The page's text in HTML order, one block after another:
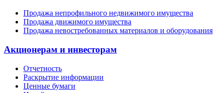
Продажа непрофильного недвижимого имущества
Продажа движимого имущества
Продажа невостребованных материалов и оборудования
Акционерам и инвесторам
Отчетность
Раскрытие информации
Ценные бумаги